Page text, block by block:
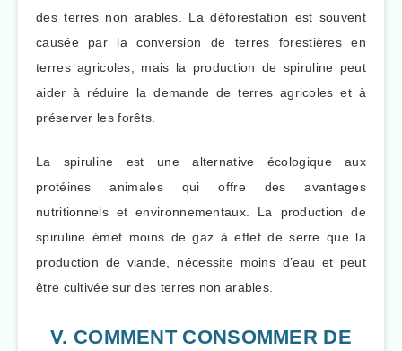
des terres non arables. La déforestation est souvent
causée par la conversion de terres forestières en
terres agricoles, mais la production de spiruline peut
aider à réduire la demande de terres agricoles et à
préserver les forêts.
La spiruline est une alternative écologique aux
protéines animales qui offre des avantages
nutritionnels et environnementaux. La production de
spiruline émet moins de gaz à effet de serre que la
production de viande, nécessite moins d’eau et peut
être cultivée sur des terres non arables.
V. COMMENT CONSOMMER DE